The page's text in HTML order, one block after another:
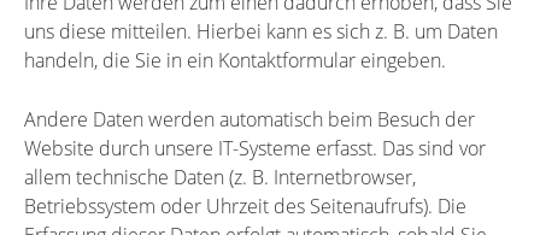
uns diese mitteilen. Hierbei kann es sich z. B. um Daten
handeln, die Sie in ein Kontaktformular eingeben.
Andere Daten werden automatisch beim Besuch der
Website durch unsere IT-Systeme erfasst. Das sind vor
allem technische Daten (z. B. Internetbrowser,
Betriebssystem oder Uhrzeit des Seitenaufrufs). Die